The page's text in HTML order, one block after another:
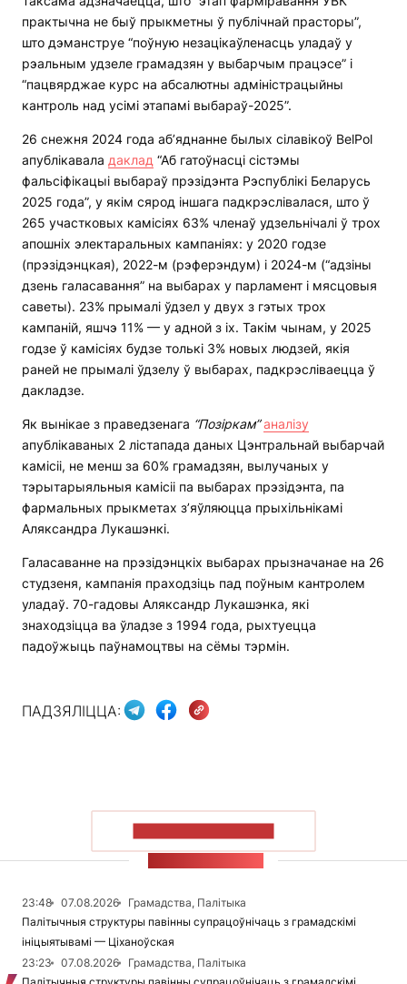
практычна не быў прыкметны ў публічнай прасторы”,
што дэманструе “поўную незацікаўленасць уладаў у
рэальным удзеле грамадзян у выбарчым працэсе” і
“пацвярджае курс на абсалютны адміністрацыйны
кантроль над усімі этапамі выбараў-2025”.
26 снежня 2024 года аб’яднанне былых сілавікоў BelPol
апублікавала даклад “Аб гатоўнасці сістэмы
фальсіфікацыі выбараў прэзідэнта Рэспублікі Беларусь
2025 года”, у якім сярод іншага падкрэслівалася, што ў
265 участковых камісіях 63% членаў удзельнічалі ў трох
апошніх электаральных кампаніях: у 2020 годзе
(прэзідэнцкая), 2022-м (рэферэндум) і 2024-м (“адзіны
дзень галасавання” на выбарах у парламент і мясцовыя
саветы). 23% прымалі ўдзел у двух з гэтых трох
кампаній, яшчэ 11% — у адной з іх. Такім чынам, у 2025
годзе ў камісіях будзе толькі 3% новых людзей, якія
раней не прымалі ўдзелу ў выбарах, падкрэсліваецца ў
дакладзе.
Як вынікае з праведзенага “Позіркам” аналізу
апублікаваных 2 лістапада даных Цэнтральнай выбарчай
камісіі, не менш за 60% грамадзян, вылучаных у
тэрытарыяльныя камісіі па выбарах прэзідэнта, па
фармальных прыкметах з’яўляюцца прыхільнікамі
Аляксандра Лукашэнкі.
Галасаванне на прэзідэнцкіх выбарах прызначанае на 26
студзеня, кампанія праходзіць пад поўным кантролем
уладаў. 70-гадовы Аляксандр Лукашэнка, які
знаходзіцца ва ўладзе з 1994 года, рыхтуецца
падоўжыць паўнамоцтвы на сёмы тэрмін.
ПАДЗЯЛІЦЦА:
23:48 07.08.2026
Грамадства, Палітыка
Палітычныя структуры павінны супрацоўнічаць з грамадскімі
ініцыятывамі — Ціханоўская
23:23
07.08.2026
Грамадства, Палітыка